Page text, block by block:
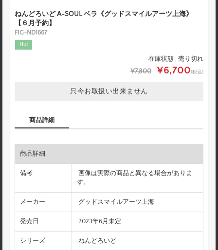
ねんどろいど A-SOUL ベラ《グッドスマイルアーツ上海》
【６月予約】
FIG-ND1667
Hot
在庫状態 : 売り切れ
¥7,800 ¥6,700(税込)
只今お取扱い出来ません
商品詳細
商品詳細
備考
画像は実際の商品と異なる場合がありま
す。
メーカー グッドスマイルアーツ上海
発売日 2023年6月未定
シリーズ ねんどろいど